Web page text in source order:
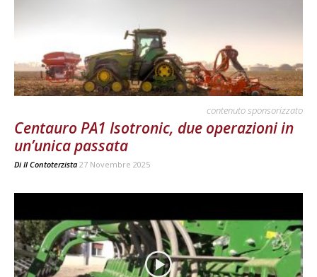
contenuto sponsorizzato
Centauro PA1 Isotronic, due operazioni in
un’unica passata
Di Il Contoterzista 27 Novembre 2025